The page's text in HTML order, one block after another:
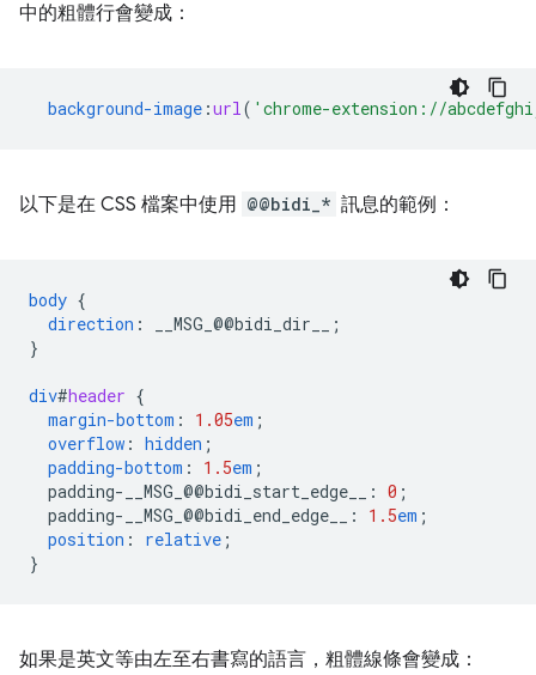
中的粗體行會變成：
background-image :url( 'chrome-extension://
以下是在 CSS 檔案中使用 @@bidi_* 訊息的範例：
body {
direction : __MSG_ @@bidi_dir__
;
}
div#header {
margin-bottom : 1.05em ;
overflow : hidden ;
padding-bottom : 1.5em ;
padding-__MSG_@@bidi_start_edge__ : 0 ;
padding-__MSG_@@bidi_end_edge__ : 1.5em ;
position : relative ;
}
如果是英文等由左至右書寫的語言，粗體線條會變成：